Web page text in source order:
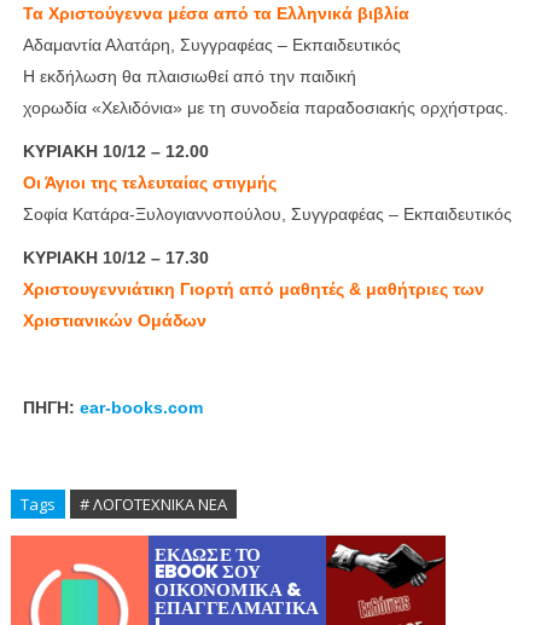
Τα Χριστούγεννα μέσα από τα Ελληνικά βιβλία
Αδαμαντία Αλατάρη, Συγγραφέας – Εκπαιδευτικός
Η εκδήλωση θα πλαισιωθεί από την παιδική
χορωδία «Χελιδόνια» με τη συνοδεία παραδοσιακής ορχήστρας.
ΚΥΡΙΑΚΗ 10/12 – 12.00
Οι Άγιοι της τελευταίας στιγμής
Σοφία Κατάρα-Ξυλογιαννοπούλου, Συγγραφέας – Εκπαιδευτικός
ΚΥΡΙΑΚΗ 10/12 – 17.30
Χριστουγεννιάτικη Γιορτή από μαθητές & μαθήτριες των
Χριστιανικών Ομάδων
ΠΗΓΗ: ear-books.com
Tags # ΛΟΓΟΤΕΧΝΙΚΑ ΝΕΑ